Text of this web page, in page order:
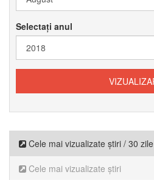
Selectați anul
Cele mai vizualizate știri / 30 zile
Cele mai vizualizate știri